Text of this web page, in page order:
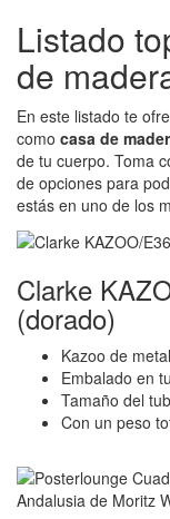
Listado
de
En este listado te
como casa de
de tu cuerpo. Toma
de opciones para
estás en uno de los
Clarke
(dorado)
Kazoo de
Embalado en
Tamaño del
Con un peso